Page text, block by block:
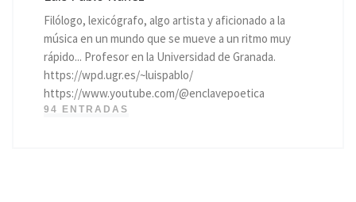
Filólogo, lexicógrafo, algo artista y aficionado a la
música en un mundo que se mueve a un ritmo muy
rápido... Profesor en la Universidad de Granada.
https://wpd.ugr.es/~luispablo/
https://www.youtube.com/@enclavepoetica
94 ENTRADAS